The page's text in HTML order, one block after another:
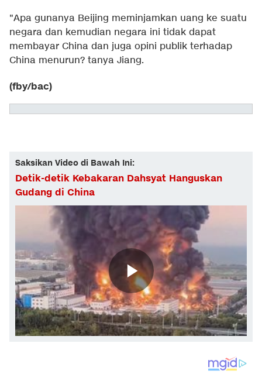
"Apa gunanya Beijing meminjamkan uang ke suatu
negara dan kemudian negara ini tidak dapat
membayar China dan juga opini publik terhadap
China menurun? tanya Jiang.
(fby/bac)
Saksikan Video di Bawah Ini:
Detik-detik Kebakaran Dahsyat Hanguskan
Gudang di China